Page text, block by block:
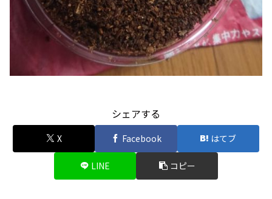
シェアする
X Facebook はてブ
LINE コピー